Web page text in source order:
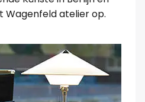
Wagenfeld atelier op.